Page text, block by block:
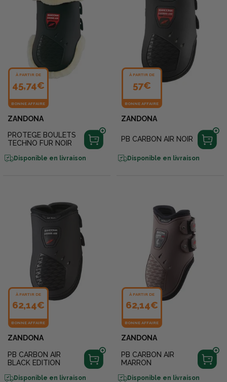
À PARTIR DE
45,74€
BONNE AFFAIRE
ZANDONA
PROTEGE BOULETS
TECHNO FUR NOIR
Disponible en livraison
À PARTIR DE
57€
BONNE AFFAIRE
ZANDONA
PB CARBON AIR NOIR
Disponible en livraison
À PARTIR DE
62,14€
BONNE AFFAIRE
ZANDONA
PB CARBON AIR
BLACK EDITION
Disponible en livraison
À PARTIR DE
62,14€
BONNE AFFAIRE
ZANDONA
PB CARBON AIR
MARRON
Disponible en livraison